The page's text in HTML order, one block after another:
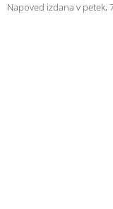
Napoved izdana v petek,